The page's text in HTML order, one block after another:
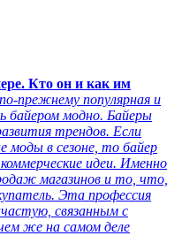
Кто он и как им
прежнему популярная и
байером модно. Байеры
трендов. Если
моды в сезоне, то байер
идеи. Именно
магазинов и то, что,
Эта профессия
связанным с
же на самом деле